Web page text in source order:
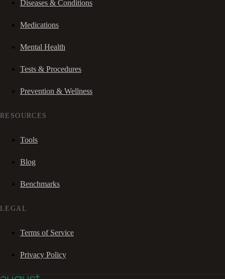
Diseases & Conditions
Medications
Mental Health
Tests & Procedures
Prevention & Wellness
RESOURCES
Tools
Blog
Benchmarks
LEGAL
Terms of Service
Privacy Policy